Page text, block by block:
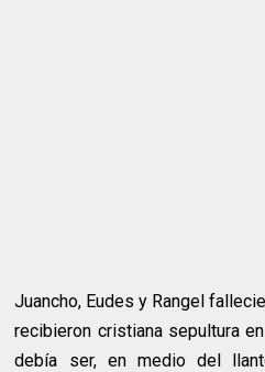
Juancho, Eudes y Rangel
recibieron cristiana sepultura
debía ser, en medio del